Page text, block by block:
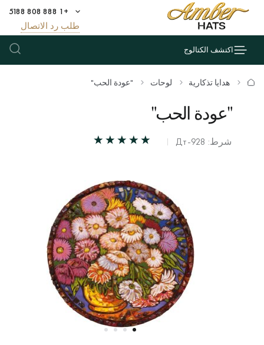
+1 888 808 5188
طلب رد الاتصال
اكتشف الكتالوج
هدايا تذكارية لوحات "عودة الحب"
"عودة الحب"
شرط: Дт-928